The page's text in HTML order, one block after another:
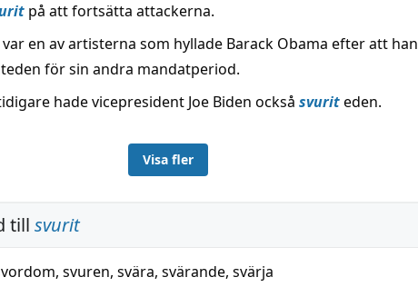
på att fortsätta attackerna.
en av artisterna som hyllade Barack Obama efter att han
för sin andra mandatperiod.
hade vicepresident Joe Biden också svuriteden.
Visa fler
till svurit
, svuren, svära, svärande, svärja